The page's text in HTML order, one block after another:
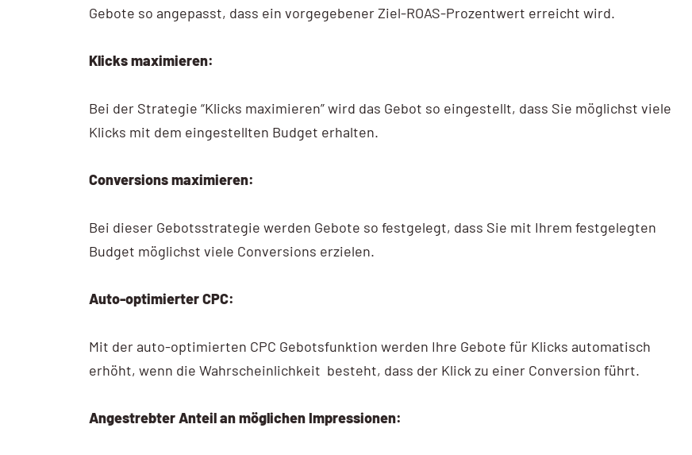
Gebote so angepasst, dass ein vorgegebener Ziel-ROAS-Prozentwert erreicht wird.
Klicks maximieren:
Bei der Strategie “Klicks maximieren” wird das Gebot so eingestellt, dass Sie möglichst viele
Klicks mit dem eingestellten Budget erhalten.
Conversions maximieren:
Bei dieser Gebotsstrategie werden Gebote so festgelegt, dass Sie mit Ihrem festgelegten
Budget möglichst viele Conversions erzielen.
Auto-optimierter CPC:
Mit der auto-optimierten CPC Gebotsfunktion werden Ihre Gebote für Klicks automatisch
erhöht, wenn die Wahrscheinlichkeit besteht, dass der Klick zu einer Conversion führt.
Angestrebter Anteil an möglichen Impressionen: